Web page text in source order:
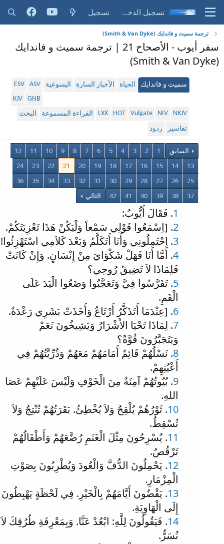
تسجيل الدخول تسجيل
ترجمة سميث و فاندايك (Smith & Van Dyke)
سفر أيوب - الأصحاح 21 | ترجمة سميث و فاندايك
(Smith & Van Dyke)
سميث و فاندايك الحياة الأخبار السارة اليسوعية ASV
ESV
GNB
KJV
NKJV
NIV
Vulgate
HOT
LXX القراءة المسموعة
البحث
تفاسير
ردود
السابق 1
2
3
4
5
6
7
8
9
10
11
12
13
14
15
16
17
18
19
20
21
22
23
24
25
26
27
28
29
30
31
32
33
34
35
36
37
38
39
40
41
42 التالي
1. فَقَالَ أَيُّوبُ:
2. [اِسْمَعُوا قَوْلِي سَمْعاً وَلْيَكُنْ هَذَا تَعْزِيَتَكُمْ.
3. اِحْتَمِلُونِي وَأَنَا أَتَكَلَّمُ وَبَعْدَ كَلاَمِي اسْتَهْزِئُوا!
4. أَمَّا أَنَا فَهَلْ شَكْوَايَ مِنْ إِنْسَانٍ. وَإِنْ كَانَتْ
فَلِمَاذَا لاَ تَضِيقُ رُوحِي؟
5. تَفَرَّسُوا فِيَّ وَتَعَجَّبُوا وَضَعُوا الْيَدَ عَلَى
الْفَمِ.
6. [عِنْدَمَا أَتَذَكَّرُ أَرْتَاعُ وَأَخَذَتْ بَشَرِي رَعْدَةٌ.
7. لِمَاذَا تَحْيَا الأَشْرَارُ وَيَشِيخُونَ نَعَمْ
وَيَتَجَبَّرُونَ قُوَّةً؟
8. نَسْلُهُمْ قَائِمٌ أَمَامَهُمْ مَعَهُمْ وَذُرِّيَّتُهُمْ فِي
أَعْيُنِهِمْ.
9. بُيُوتُهُمْ آمِنَةٌ مِنَ الْخَوْفِ وَلَيْسَ عَلَيْهِمْ عَصَا
اللهِ.
10. ثَوْرُهُمْ يُلْقِحُ وَلاَ يُخْطِئُ. بَقَرَتُهُمْ تُنْتِجُ وَلاَ
تُسْقِطُ.
11. يُسْرِحُونَ مِثْلَ الْغَنَمِ رُضَّعَهُمْ وَأَطْفَالُهُمْ
تَرْقُصُ.
12. يَحْمِلُونَ الدُّفَّ وَالْعُودَ وَيُطْرِبُونَ بِصَوْتِ
الْمِزْمَارِ.
13. يَقْضُونَ أَيَّامَهُمْ بِالْخَيْرِ. فِي لَحْظَةٍ يَهْبِطُونَ
إِلَى الْهَاوِيَةِ.
14. فَيَقُولُونَ لِلَّهِ: ابْعُدْ عَنَّا. وَبِمَعْرِفَةِ طُرُقِكَ لاَ
نُسَرُّ.